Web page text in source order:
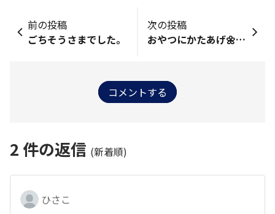
前の投稿
ごちそうさまでした。
次の投稿
おやつにかたあげ🌼オリパケしたよ
コメントする
2 件の返信 (新着順)
ひさこ